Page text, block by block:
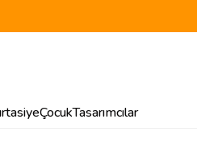
ÇocukTasarımcılar